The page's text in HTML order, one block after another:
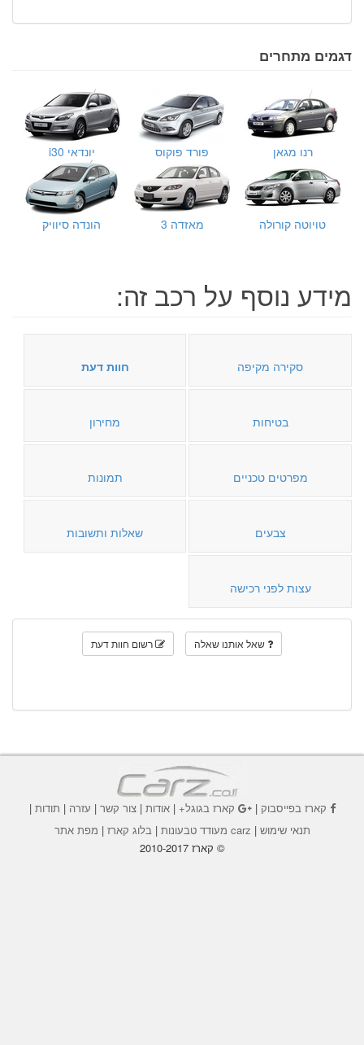
דגמים מתחרים
רנו מגאן פורד פוקוס יונדאי i30
טויוטה קורולה מאזדה 3 הונדה סיוויק
מידע נוסף על רכב זה:
סקירה מקיפה חוות דעת
בטיחות מחירון
מפרטים טכניים תמונות
צבעים שאלות ותשובות
עצות לפני רכישה
שאל אותנו שאלה רשום חוות דעת
קארז בפייסבוק| קארז בגוגל+|אודות |צור קשר | עזרה | תודות |
תנאי שימוש | carz מעודד טבעונות | בלוג קארז | מפת אתר
© קארז 2010-2017